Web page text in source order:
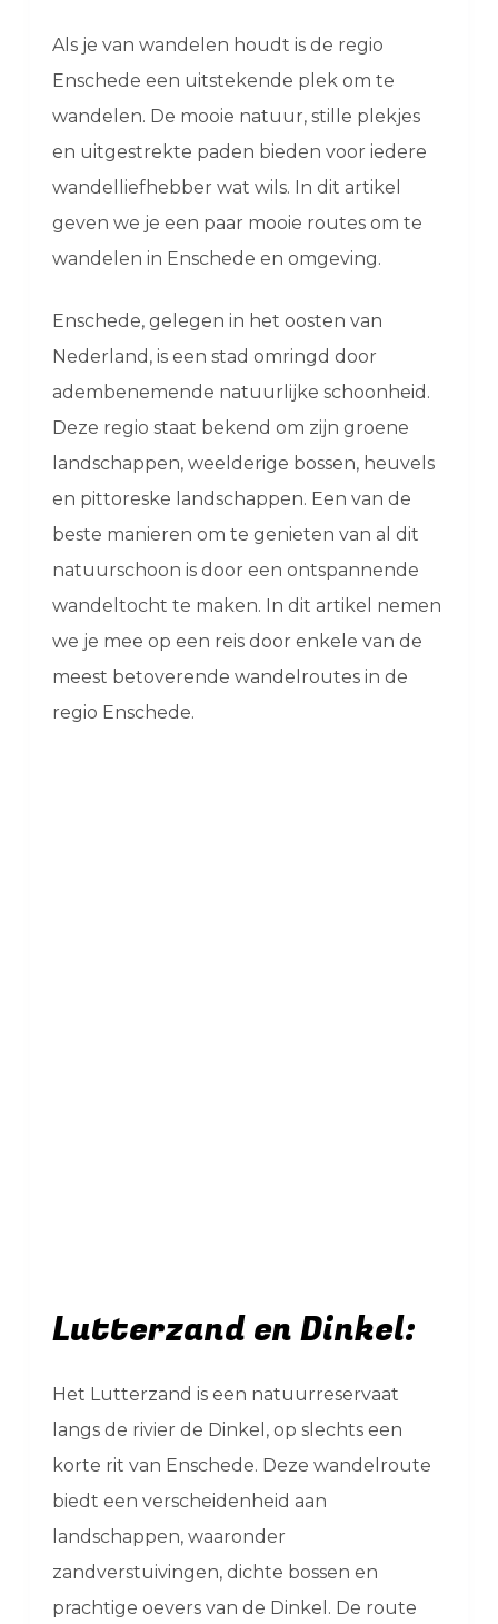
Als je van wandelen houdt is de regio
Enschede een uitstekende plek om te
wandelen. De mooie natuur, stille plekjes
en uitgestrekte paden bieden voor iedere
wandelliefhebber wat wils. In dit artikel
geven we je een paar mooie routes om te
wandelen in Enschede en omgeving.
Enschede, gelegen in het oosten van
Nederland, is een stad omringd door
adembenemende natuurlijke schoonheid.
Deze regio staat bekend om zijn groene
landschappen, weelderige bossen, heuvels
en pittoreske landschappen. Een van de
beste manieren om te genieten van al dit
natuurschoon is door een ontspannende
wandeltocht te maken. In dit artikel nemen
we je mee op een reis door enkele van de
meest betoverende wandelroutes in de
regio Enschede.
Lutterzand en Dinkel:
Het Lutterzand is een natuurreservaat
langs de rivier de Dinkel, op slechts een
korte rit van Enschede. Deze wandelroute
biedt een verscheidenheid aan
landschappen, waaronder
zandverstuivingen, dichte bossen en
prachtige oevers van de Dinkel. De route